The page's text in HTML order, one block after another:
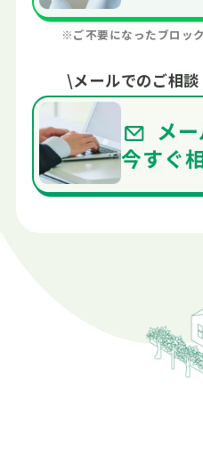
※ご不要になったブロッ
\メールでのご相
メ
今すぐ